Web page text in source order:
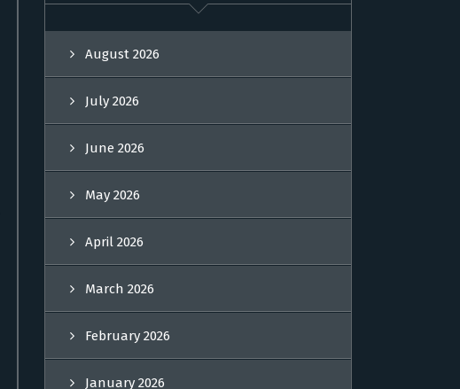
August 2026
July 2026
June 2026
May 2026
April 2026
March 2026
February 2026
January 2026